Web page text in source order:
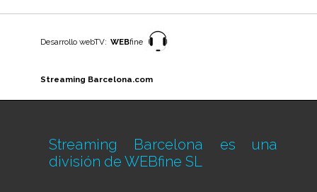
Desarrollo webTV: WEBfine
Streaming Barcelona.com
Streaming Barcelona es una
división de WEBfine SL